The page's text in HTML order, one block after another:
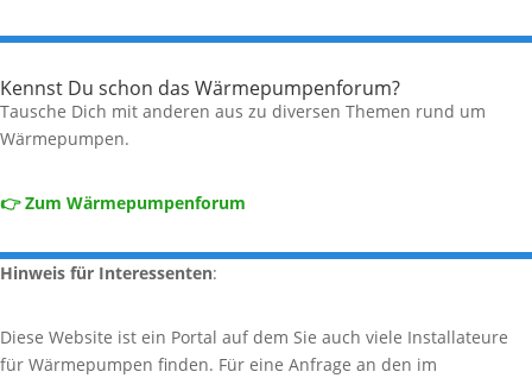
Kennst Du schon das Wärmepumpenforum?
Tausche Dich mit anderen aus zu diversen Themen rund um
Wärmepumpen.
👉 Zum Wärmepumpenforum
Hinweis für Interessenten:
Diese Website ist ein Portal auf dem Sie auch viele Installateure
für Wärmepumpen finden. Für eine Anfrage an den im